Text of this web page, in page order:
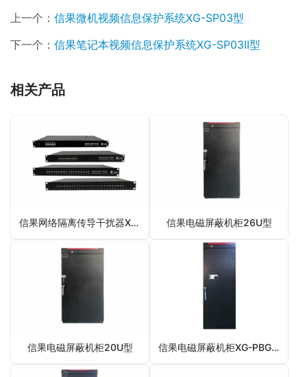
上一个： 信果微机视频信息保护系统XG-SP03型
下一个： 信果笔记本视频信息保护系统XG-SP03II型
相关产品
信果网络隔离传导干扰器XG-001型 信果电磁屏蔽机柜26U型
信果电磁屏蔽机柜20U型 信果电磁屏蔽机柜XG-PBG01型